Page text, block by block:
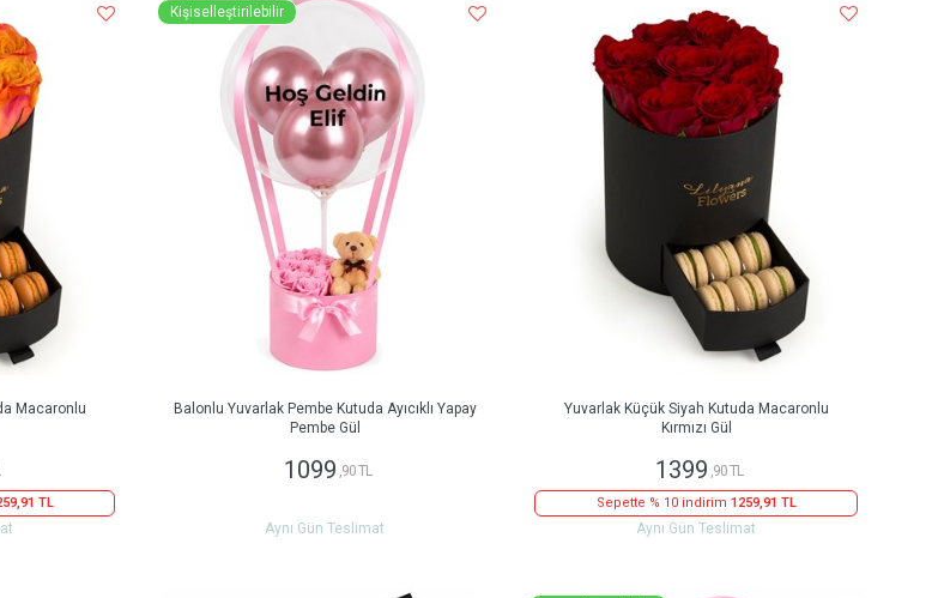
Macaronlu
TL
Kişiselleştirilebilir
Balonlu Yuvarlak Pembe Kutuda Ayıcıklı Yapay
Pembe Gül
1099 ,90 TL
Aynı Gün Teslimat
Yuvarlak Küçük Siyah Kutuda Macaronlu
Kırmızı Gül
1399 ,90 TL
Sepette % 10 indirim 1259,91 TL
Aynı Gün Teslimat